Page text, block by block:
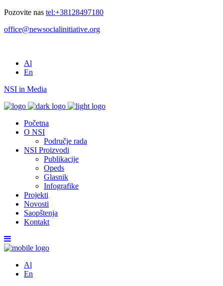
Pozovite nas tel:+38128497180
office@newsocialinitiative.org
Al
En
NSI in Media
Početna
O NSI
Područje rada
NSI Proizvodi
Publikacije
Opeds
Glasnik
Infografike
Projekti
Novosti
Saopštenja
Kontakt
Al
En